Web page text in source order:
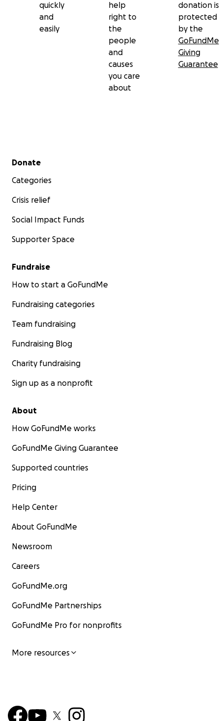
Wir haben geeignete Fahrzeuge in Deutschland
Benötigter Gesamtbetrag: 30.000 €
Damit können wir:
Die gebrauchte Fahrzeuge kaufen
Dokumente und Transport organisieren
quickly
and
easily
help
right to
the
people
and
causes
you care
about
donation is
protected
by the
GoFundMe
Giving
Guarantee
Secondary menu
Donate
Categories
Crisis relief
Social Impact Funds
Supporter Space
Fundraise
How to start a GoFundMe
Fundraising categories
Team fundraising
Fundraising Blog
Charity fundraising
Sign up as a nonprofit
About
How GoFundMe works
GoFundMe Giving Guarantee
Supported countries
Pricing
Help Center
About GoFundMe
Newsroom
Careers
GoFundMe.org
GoFundMe Partnerships
GoFundMe Pro for nonprofits
More resources